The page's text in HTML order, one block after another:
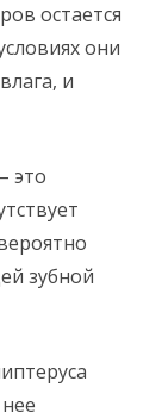
остается
они
и
это
зубной